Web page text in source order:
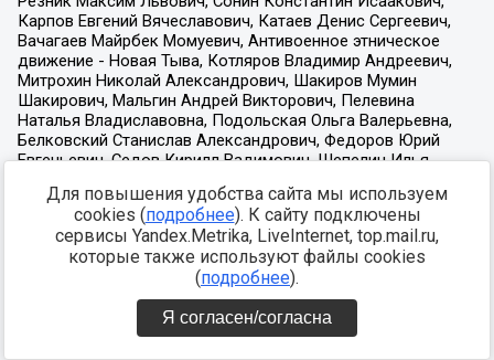
Для повышения удобства сайта мы используем
cookies (подробнее). К сайту подключены
сервисы Yandex.Metrika, LiveInternet, top.mail.ru,
которые также используют файлы cookies
(подробнее).
Я согласен/согласна